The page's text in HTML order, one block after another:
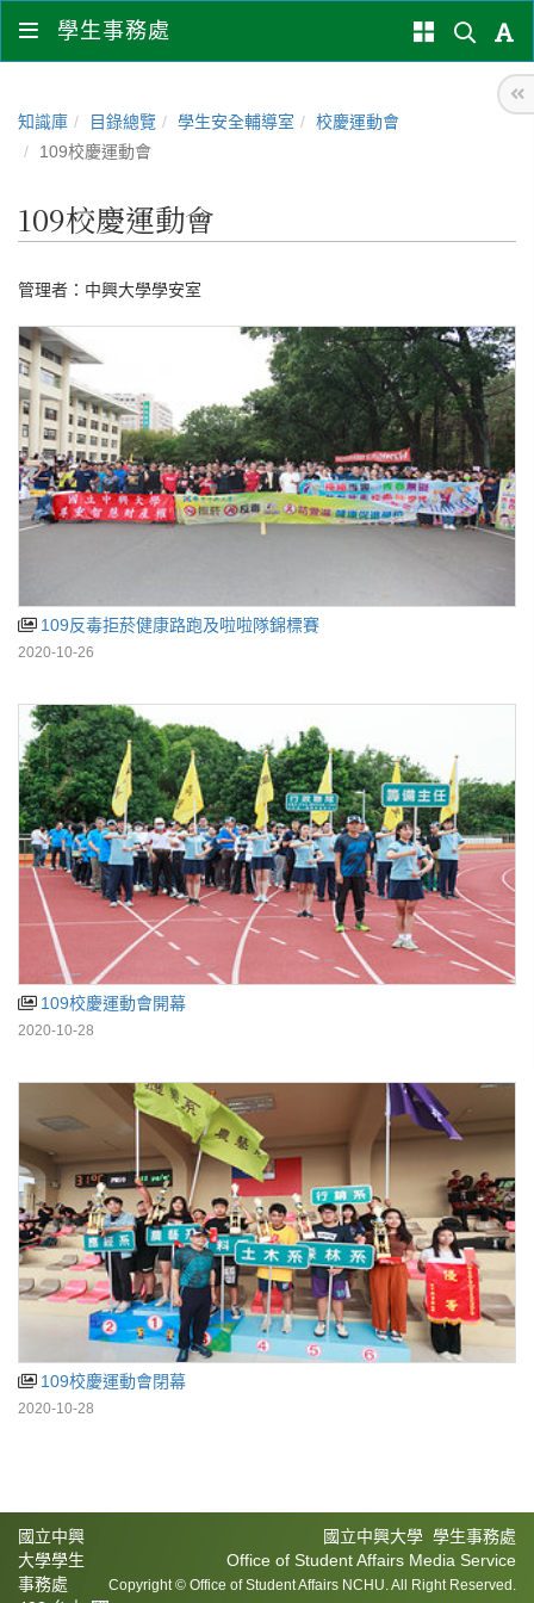
學生事務處
知識庫 目錄總覽 學生安全輔導室
校慶運動會
109校慶運動會
109校慶運動會
管理者： 中興大學學安室
109反毒拒菸健康路跑及啦啦隊錦標賽
2020-10-26
109校慶運動會開幕
2020-10-28
109校慶運動會閉幕
2020-10-28
國立中興大學 學生事務處
Office of Student Affairs Media Service
Copyright © Office of Student Affairs NCHU. All Right Reserved.
國立中興
大學學生
事務處